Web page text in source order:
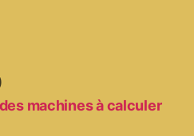
machines à calculer